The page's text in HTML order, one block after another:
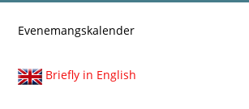
Evenemangskalender
Briefly in English